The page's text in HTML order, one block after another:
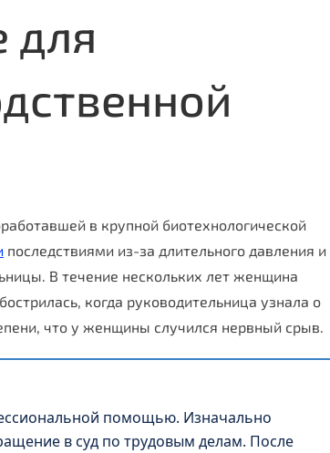
для
в крупной биотехнологической
последствиями из-за длительного давления и
В течение нескольких лет женщина
когда руководительница узнала о
что у женщины случился нервный срыв.
помощью. Изначально
в суд по трудовым делам. После